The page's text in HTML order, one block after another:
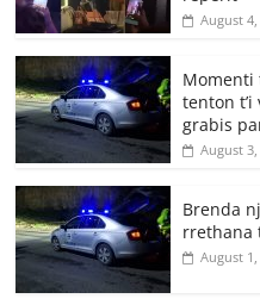
August 4,
Momenti
tenton t’i
grabis
August 3,
Brenda
rrethana
August 1,